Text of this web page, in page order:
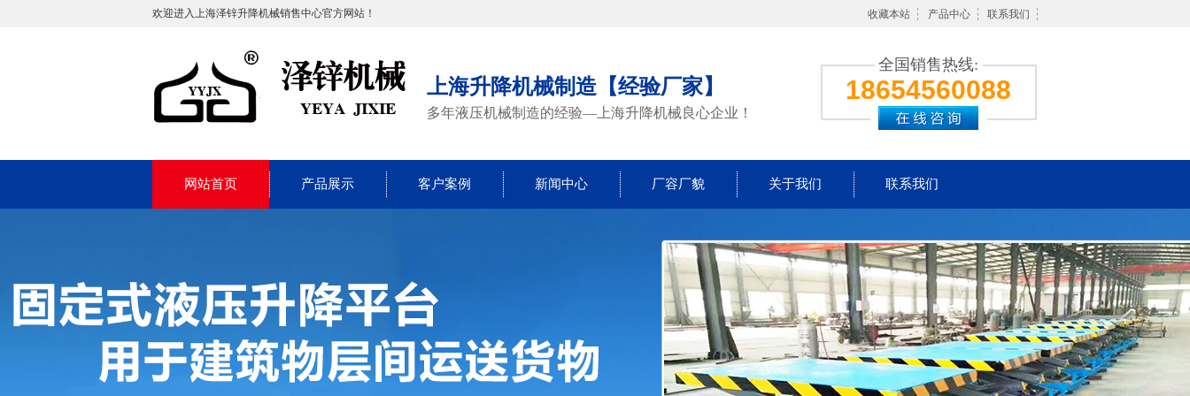
收藏本站 产品中心 联系我们
欢迎进入上海泽锌升降机械销售中心官方网站！
上海升降机械制造【经验厂家】
多年液压机械制造的经验—上海升降机械良心企业！
全国销售热线:
18654560088
网站首页 产品展示 客户案例 新闻中心 厂容厂貌 关于我们 联系我们